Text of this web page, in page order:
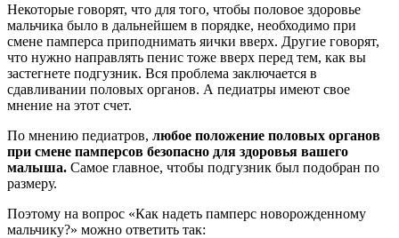
Некоторые говорят, что для того, чтобы половое здоровье
мальчика было в дальнейшем в порядке, необходимо при
смене памперса приподнимать яички вверх. Другие говорят,
что нужно направлять пенис тоже вверх перед тем, как вы
застегнете подгузник. Вся проблема заключается в
сдавливании половых органов. А педиатры имеют свое
мнение на этот счет.
По мнению педиатров, любое положение половых органов
при смене памперсов безопасно для здоровья вашего
малыша. Самое главное, чтобы подгузник был подобран по
размеру.
Поэтому на вопрос «Как надеть памперс новорожденному
мальчику?» можно ответить так: